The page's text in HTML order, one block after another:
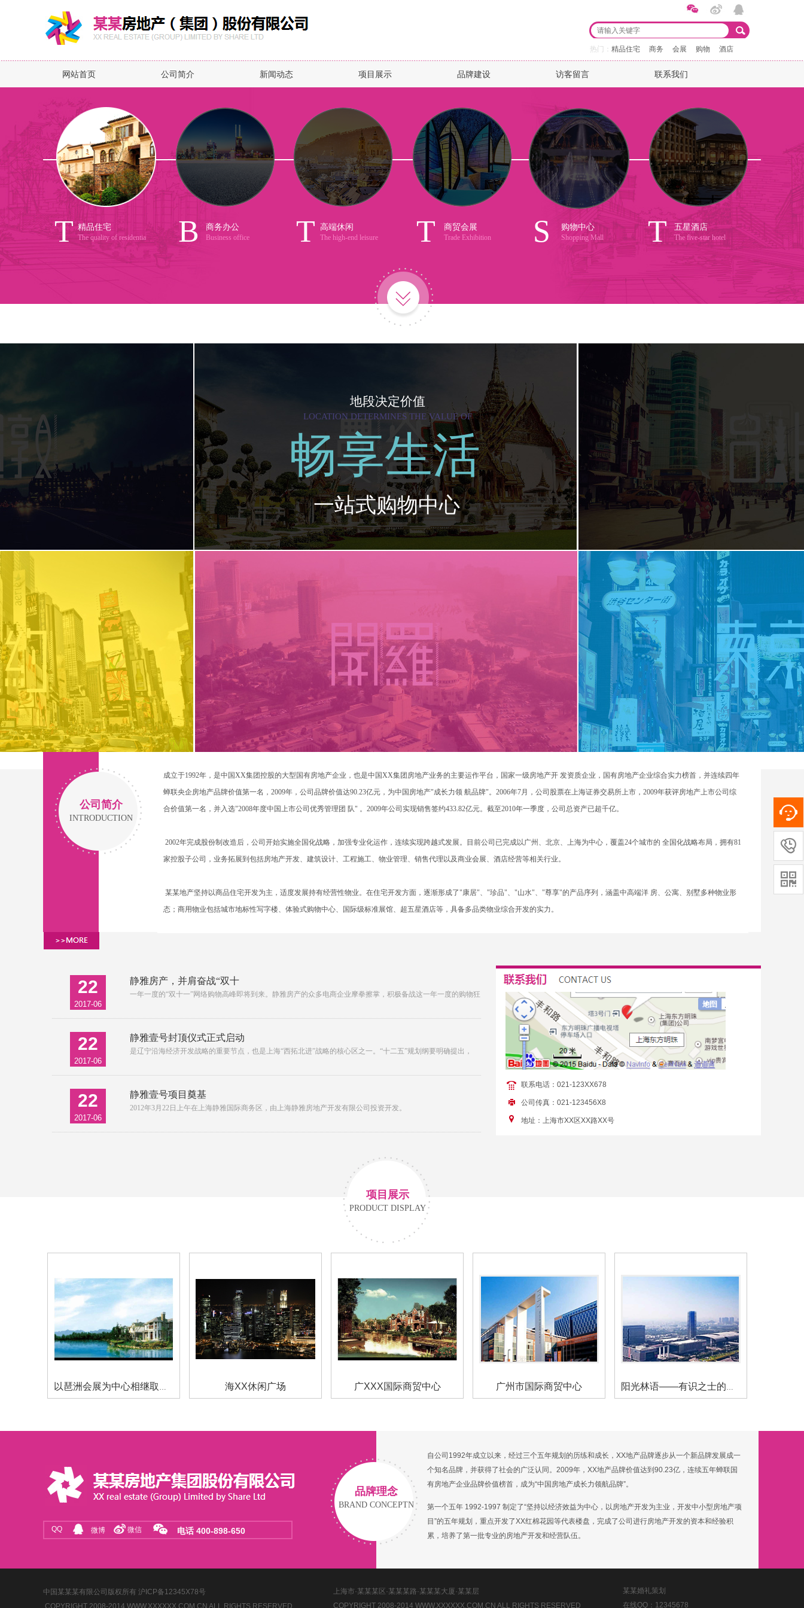
地段决定价值
LOCATION DETERMINES THE VALUE OF
热门： 精品住宅 商务 会展 购物 酒店
网站首页 公司简介 新闻动态 项目展示 品牌建设 访客留言 联系我们
精品住宅
The quality of residentia
T 商贸会展
Trade Exhibition
购物中心
Shopping Mall
商务办公
Business office
高端休闲
The high-end leisure
五星酒店
The five-star hotel
S
B T T T
一站式购物中心
畅享生活
公司简介
INTRODUCTION
联系电话：021-123XX678
公司传真：021-123456X8
地址：上海市XX区XX路XX号
成立于1992年，是中国XX集团控股的大型国有房地产企业，也是中国XX集团房地产业务的主要运作平台，国家一级房地产开 发资质企业，国有房地产企业综合实力榜首，并连续四年
蝉联央企房地产品牌价值第一名，2009年，公司品牌价值达90.23亿元，为中国房地产"成长力领 航品牌"。2006年7月，公司股票在上海证券交易所上市，2009年获评房地产上市公司综
合价值第一名，并入选"2008年度中国上市公司优秀管理团 队" 。2009年公司实现销售签约433.82亿元。截至2010年一季度，公司总资产已超千亿。
2002年完成股份制改造后，公司开始实施全国化战略，加强专业化运作，连续实现跨越式发展。目前公司已完成以广州、北京、上海为中心，覆盖24个城市的 全国化战略布局，拥有81
家控股子公司，业务拓展到包括房地产开发、建筑设计、工程施工、物业管理、销售代理以及商业会展、酒店经营等相关行业。
某某地产坚持以商品住宅开发为主，适度发展持有经营性物业。在住宅开发方面，逐渐形成了"康居"、"珍品"、"山水"、"尊享"的产品序列，涵盖中高端洋 房、公寓、别墅多种物业形
态；商用物业包括城市地标性写字楼、体验式购物中心、国际级标准展馆、超五星酒店等，具备多品类物业综合开发的实力。
22
2017-06
静雅房产，并肩奋战“双十
一年一度的“双十一”网络购物高峰即将到来。静雅房产的众多电商企业摩拳擦掌，积极备战这一年一度的购物狂
22
2017-06
静雅壹号封顶仪式正式启动
是辽宁沿海经济开发战略的重要节点，也是上海“西拓北进”战略的核心区之一。“十二五”规划纲要明确提出，
22
2017-06
静雅壹号项目奠基
2012年3月22日上午在上海静雅国际商务区，由上海静雅房地产开发有限公司投资开发。
项目展示
PRODUCT DISPLAY
以琶洲会展为中心相继取得了XX国际广场 海XX休闲广场 广XXX国际商贸中心 广州市国际商贸中心 阳光林语——有识之士的山水大
品牌理念
BRAND CONCEPTN
微信
QQ
自公司1992年成立以来，经过三个五年规划的历练和成长，XX地产品牌逐步从一个新品牌发展成一
个知名品牌，并获得了社会的广泛认同。2009年，XX地产品牌价值达到90.23亿，连续五年蝉联国
有房地产企业品牌价值榜首，成为“中国房地产成长力领航品牌”。
第一个五年 1992-1997 制定了“坚持以经济效益为中心，以房地产开发为主业，开发中小型房地产项
目”的五年规划，重点开发了XX红棉花园等代表楼盘，完成了公司进行房地产开发的资本和经验积
累，培养了第一批专业的房地产开发和经营队伍。
微博 电话 400-898-650
微信
上海市·某某某区·某某某路·某某某大厦·某某层
COPYRIGHT 2008-2014 WWW.XXXXXX.COM.CN ALL RIGHTS RESERVED
中国某某某有限公司版权所有 沪ICP备12345X78号
COPYRIGHT 2008-2014 WWW.XXXXXX.COM.CN ALL RIGHTS RESERVED
某某婚礼策划
在线QQ：12345678

